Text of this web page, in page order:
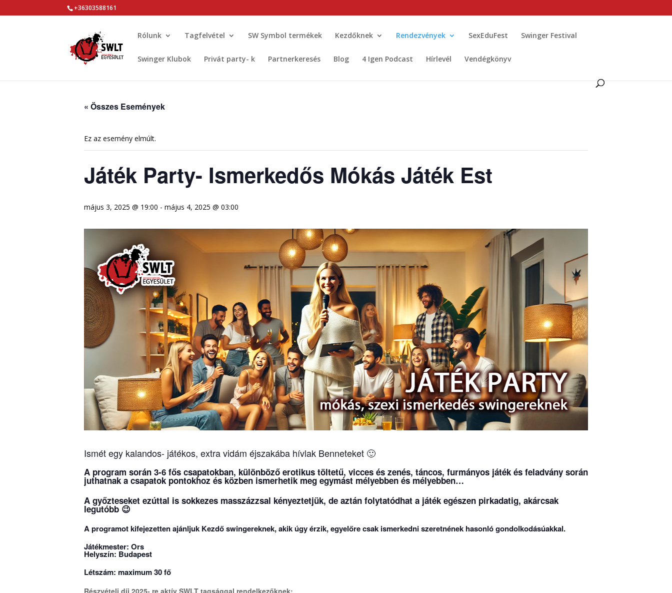
+36303588161
Rólunk Tagfelvétel SW Symbol termékek Kezdőknek Rendezvények SexEduFest Swinger Festival
Swinger Klubok Privát party- k Partnerkeresés Blog 4 Igen Podcast Hírlevél Vendégkönyv
« Összes Események
Ez az esemény elmúlt.
Játék Party- Ismerkedős Mókás Játék Est
május 3, 2025 @ 19:00 - május 4, 2025 @ 03:00
Ismét egy kalandos- játékos, extra vidám éjszakába hívlak Benneteket 🙂
A program során 3-6 fős csapatokban, különböző erotikus töltetű, vicces és zenés, táncos, furmányos játék és feladvány során
juthatnak a csapatok pontokhoz és közben ismerhetik meg egymást mélyebben és mélyebben…
A győzteseket ezúttal is sokkezes masszázzsal kényeztetjük, de aztán folytatódhat a játék egészen pirkadatig, akárcsak
legutóbb 😉
A programot kifejezetten ajánljuk Kezdő swingereknek, akik úgy érzik, egyelőre csak ismerkedni szeretnének hasonló gondolkodásúakkal.
Játékmester: Ors
Helyszín: Budapest
Létszám: maximum 30 fő